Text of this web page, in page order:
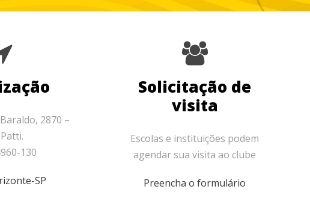
2870 –
130
SP
Solicitação de
visita
Escolas e instituições podem
agendar sua visita ao clube
Preencha o formulário